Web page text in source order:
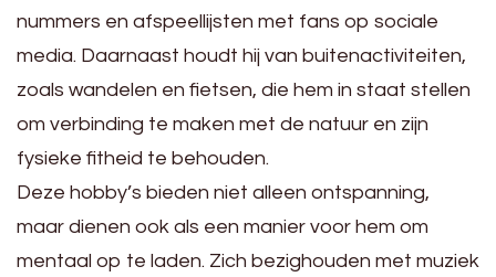
nummers en afspeellijsten met fans op sociale
media. Daarnaast houdt hij van buitenactiviteiten,
zoals wandelen en fietsen, die hem in staat stellen
om verbinding te maken met de natuur en zijn
fysieke fitheid te behouden.
Deze hobby’s bieden niet alleen ontspanning,
maar dienen ook als een manier voor hem om
mentaal op te laden. Zich bezighouden met muziek